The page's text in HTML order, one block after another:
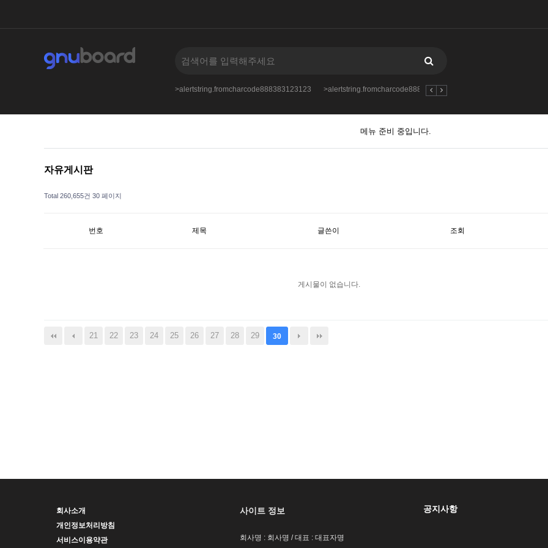
>alertstring.fromcharcode888383123123 >alertstring.fromcharcode888383123123123
메뉴 준비 중입니다.
자유게시판
Total 260,655건 30 페이지
번호 제목 글쓴이 조회
게시물이 없습니다.
21 22 23 24 25 26 27 28 29 30
회사소개
개인정보처리방침
서비스이용약관
사이트 정보
회사명 : 회사명 / 대표 : 대표자명
공지사항